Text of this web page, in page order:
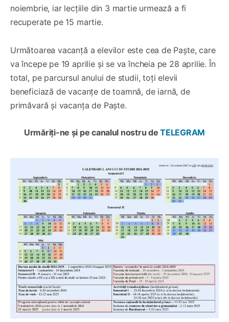
noiembrie, iar lecțiile din 3 martie urmează a fi
recuperate pe 15 martie.
Următoarea vacanță a elevilor este cea de Paște, care
va începe pe 19 aprilie și se va încheia pe 28 aprilie. În
total, pe parcursul anului de studii, toți elevii
beneficiază de vacanțe de toamnă, de iarnă, de
primăvară și vacanța de Paște.
Urmăriți-ne și pe canalul nostru deTELEGRAM